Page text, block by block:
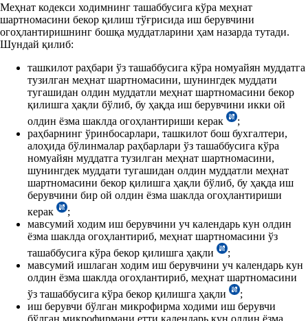
Меҳнат кодекси ходимнинг ташаббусига кўра меҳнат
шартномасини бекор қилиш тўғрисида иш берувчини
огоҳлантиришнинг бошқа муддатларини ҳам назарда тутади.
Шундай қилиб:
ташкилот раҳбари ўз ташаббусига кўра номуайян муддатга
тузилган меҳнат шартномасини, шунингдек муддати
тугашидан олдин муддатли меҳнат шартномасини бекор
қилишга ҳақли бўлиб, бу ҳақда иш берувчини икки ой
олдин ёзма шаклда огоҳлантириши керак
;
раҳбарнинг ўринбосарлари, ташкилот бош бухгалтери,
алоҳида бўлинмалар раҳбарлари ўз ташаббусига кўра
номуайян муддатга тузилган меҳнат шартномасини,
шунингдек муддати тугашидан олдин муддатли меҳнат
шартномасини бекор қилишга ҳақли бўлиб, бу ҳақда иш
берувчини бир ой олдин ёзма шаклда огоҳлантириши
керак
;
мавсумий ходим иш берувчини уч календарь кун олдин
ёзма шаклда огоҳлантириб, меҳнат шартномасини ўз
ташаббусига кўра бекор қилишга ҳақли
;
мавсумий ишлаган ходим иш берувчини уч календарь кун
олдин ёзма шаклда огоҳлантириб, меҳнат шартномасини
ўз ташаббусига кўра бекор қилишга ҳақли
;
иш берувчи бўлган микрофирма ходими иш берувчи
бўлган микрофирмани етти календарь кун олдин ёзма